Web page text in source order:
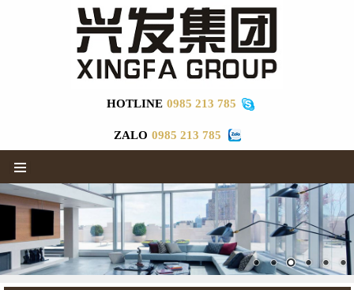
HOTLINE 0985 213 785
ZALO 0985 213 785